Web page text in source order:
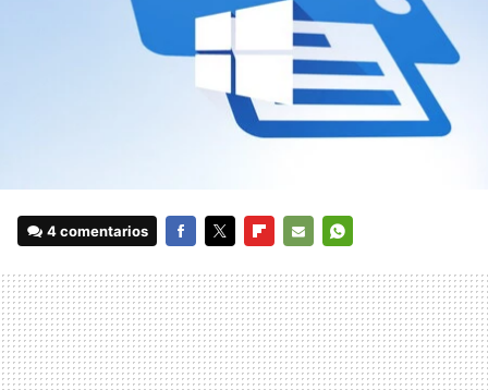
4 comentarios
MAIL